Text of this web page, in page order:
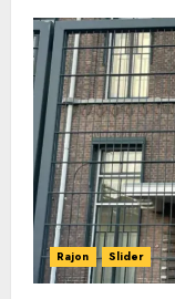
Rajon Slider